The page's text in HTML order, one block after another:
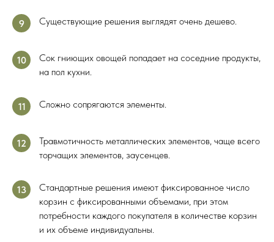
9 Существующие решения выглядят очень дешево.
10
Сок гниющих овощей попадает на соседние продукты,
на пол кухни.
11 Сложно сопрягаются элементы.
12
Травмотичность металлических элементов, чаще всего
торчащих элементов, заусенцев.
13
Стандартные решения имеют фиксированное число
корзин с фиксированными объемами, при этом
потребности каждого покупателя в количестве корзин
и их объеме индивидуальны.